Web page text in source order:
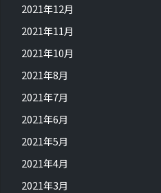
2021年12月
2021年11月
2021年10月
2021年8月
2021年7月
2021年6月
2021年5月
2021年4月
2021年3月